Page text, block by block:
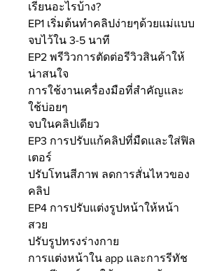
เรียนอะไรบ้าง?
EP1 เริ่มต้นทำคลิปง่ายๆด้วยแม่แบบ
จบไว้ใน 3-5 นาที
EP2 พรีวิวการตัดต่อรีวิวสินค้าให้
น่าสนใจ
การใช้งานเครื่องมือที่สำคัญและ
ใช้บ่อยๆ
จบในคลิปเดียว
EP3 การปรับแก้คลิปที่มืดและใส่ฟิล
เตอร์
ปรับโทนสีภาพ ลดการสั่นไหวของ
คลิป
EP4 การปรับแต่งรูปหน้าให้หน้า
สวย
ปรับรูปทรงร่างกาย
การแต่งหน้าใน app และการรีทัช